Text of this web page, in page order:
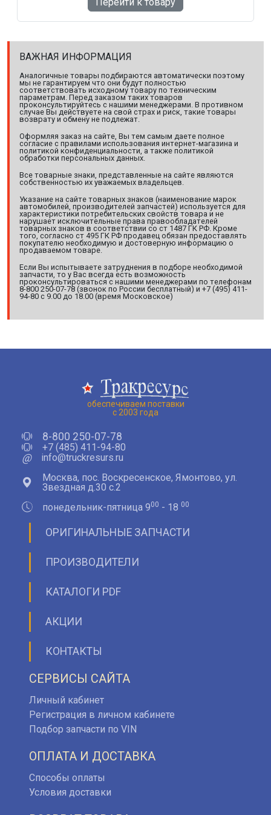
Перейти к товару
ВАЖНАЯ ИНФОРМАЦИЯ
Аналогичные товары подбираются автоматически поэтому
мы не гарантируем что они будут полностью
соответствовать исходному товару по техническим
параметрам. Перед заказом таких товаров
проконсультируйтесь с нашими менеджерами. В противном
случае Вы действуете на свой страх и риск, такие товары
возврату и обмену не подлежат.
Оформляя заказ на сайте, Вы тем самым даете полное
согласие с правилами использования интернет-магазина и
политикой конфиденциальности, а также политикой
обработки персональных данных.
Все товарные знаки, представленные на сайте являются
собственностью их уважаемых владельцев.
Указание на сайте товарных знаков (наименование марок
автомобилей, производителей запчастей) используется для
характеристики потребительских свойств товара и не
нарушает исключительные права правообладателей
товарных знаков в соответствии со ст 1487 ГК РФ. Кроме
того, согласно ст 495 ГК РФ продавец обязан предоставлять
покупателю необходимую и достоверную информацию о
продаваемом товаре.
Если Вы испытываете затруднения в подборе необходимой
запчасти, то у Вас всегда есть возможность
проконсультироваться с нашими менеджерами по телефонам
8-800 250-07-78 (звонок по России бесплатный) и +7 (495) 411-
94-80 с 9.00 до 18.00 (время Московское)
обеспечиваем поставки
с 2003 года
8-800 250-07-78
+7 (485) 411-94-80
@
info@truckresurs.ru
Москва, пос. Воскресенское, Ямонтово, ул.
Звездная д.30 с.2
понедельник-пятница 900 - 18 00
ОРИГИНАЛЬНЫЕ ЗАПЧАСТИ
ПРОИЗВОДИТЕЛИ
КАТАЛОГИ PDF
АКЦИИ
КОНТАКТЫ
СЕРВИСЫ САЙТА
Личный кабинет
Регистрация в личном кабинете
Подбор запчасти по VIN
ОПЛАТА И ДОСТАВКА
Способы оплаты
Условия доставки